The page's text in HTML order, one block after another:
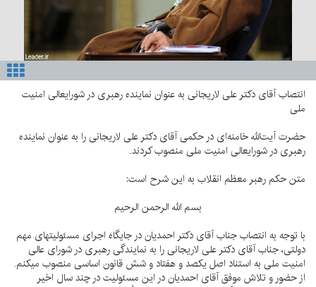
انتصاب آقای دکتر علی لاریجانی به عنوان نماینده رهبری در شورایعالی امنیت
ملی
حضرت آیت‌الله خامنه‌ای در حکمی آقای دکتر علی لاریجانی را به عنوان نماینده
رهبری در شورایعالی امنیت ملی منصوب کردند.
متن حکم رهبر معظم انقلاب به این شرح است:
بسم الله الرحمن الرحیم
با توجه به انتصاب جناب آقای دکتر احمدیان در جایگاه اجرای مسئولیتهای مهم
دولتی، جناب آقای دکتر علی لاریجانی را به نمایندگی رهبری در شورای عالی
امنیت ملی به استناد اصل یکصد و هفتاد و شش قانون اساسی منصوب میکنم.
از حضور و تلاش موفق آقای احمدیان در این مسئولیت در چند سال اخیر